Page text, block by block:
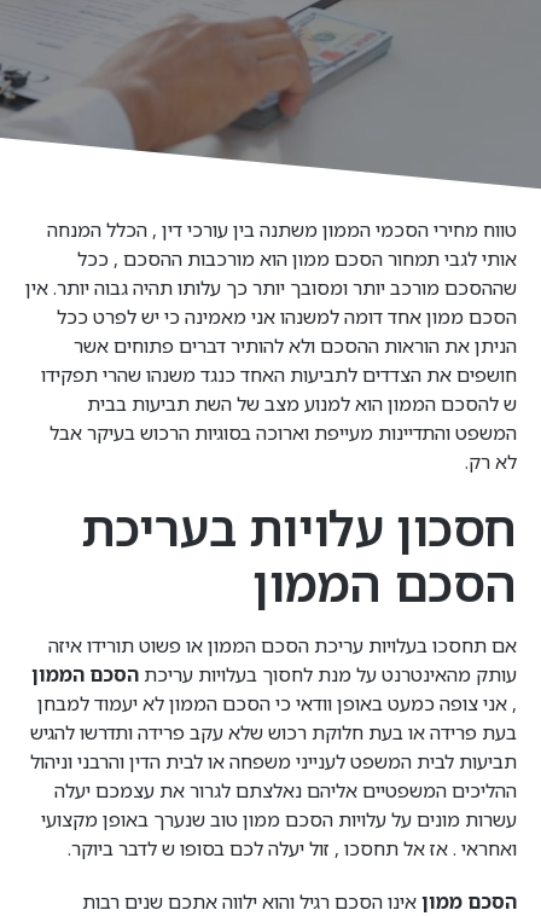
טווח מחירי הסכמי הממון משתנה בין עורכי דין , הכלל המנחה
אותי לגבי תמחור הסכם ממון הוא מורכבות ההסכם , ככל
שההסכם מורכב יותר ומסובך יותר כך עלותו תהיה גבוה יותר. אין
הסכם ממון אחד דומה למשנהו אני מאמינה כי יש לפרט ככל
הניתן את הוראות ההסכם ולא להותיר דברים פתוחים אשר
חושפים את הצדדים לתביעות האחד כנגד משנהו שהרי תפקידו
ש להסכם הממון הוא למנוע מצב של השת תביעות בבית
המשפט והתדיינות מעייפת וארוכה בסוגיות הרכוש בעיקר אבל
לא רק.
חסכון עלויות בעריכת
הסכם הממון
אם תחסכו בעלויות עריכת הסכם הממון או פשוט תורידו איזה
עותק מהאינטרנט על מנת לחסוך בעלויות עריכת הסכם הממון
, אני צופה כמעט באופן וודאי כי הסכם הממון לא יעמוד למבחן
בעת פרידה או בעת חלוקת רכוש שלא עקב פרידה ותדרשו להגיש
תביעות לבית המשפט לענייני משפחה או לבית הדין והרבני וניהול
ההליכים המשפטיים אליהם נאלצתם לגרור את עצמכם יעלה
עשרות מונים על עלויות הסכם ממון טוב שנערך באופן מקצועי
ואחראי . אז אל תחסכו , זול יעלה לכם בסופו ש לדבר ביוקר.
הסכם ממוןאינו הסכם רגיל והוא ילווה אתכם שנים רבות